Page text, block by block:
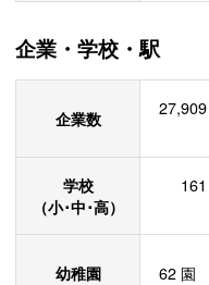
企業・学校・駅
企業数 27,909
学校
（小･中･高）
161
幼稚園 62 園